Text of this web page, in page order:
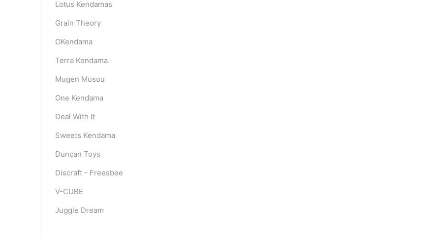
Lotus Kendamas
Grain Theory
OKendama
Terra Kendama
Mugen Musou
One Kendama
Deal With It
Sweets Kendama
Duncan Toys
Discraft - Freesbee
V-CUBE
Juggle Dream